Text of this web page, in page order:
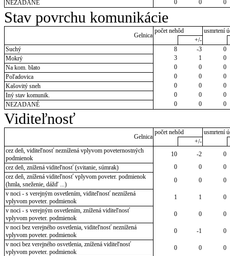
NEZADANÉ 0 0 0
Stav povrchu komunikácie
Gelnica
počet nehôd
usmrtení
+/-
Suchý
8 -3
0
Mokrý
3 1
0
Na kom. blato
0 0
0
Poľadovica
0 0
0
Kašovitý sneh
0 0
0
Iný stav komunik.
0 0
0
NEZADANÉ
0 0 0
Viditeľnosť
Gelnica
počet nehôd
usmrtení
+/-
cez deň, viditeľnosť neznížená vplyvom poveternostných
podmienok
10 -2
0
cez deň, znížená viditeľnosť (svitanie, súmrak)
0 0
0
cez deň, znížená viditeľnosť vplyvom poveter. podmienok
(hmla, sneženie, dážď ...)
0 0
0
v noci - s verejným osvetlením, viditeľnosť neznížená
vplyvom poveter. podmienok
1 1
0
v noci - s verejným osvetlením, znížená viditeľnosť
vplyvom poveter. podmienok
0 0
0
v noci bez verejného osvetlenia, viditeľnosť neznížená
vplyvom poveter. podmienok
0 -1
0
v noci bez verejného osvetlenia, znížená viditeľnosť
vplyvom poveter. podmienok
0 0
0